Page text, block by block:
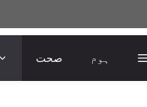
صحت ہوم